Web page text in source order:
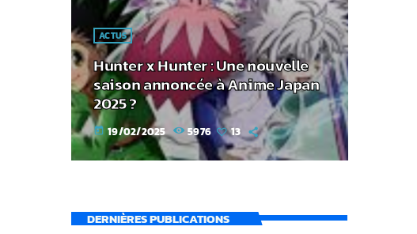
ACTUS
Hunter x Hunter : Une nouvelle
saison annoncée à Anime Japan
2025 ?
today 19/02/2025 5976 13
DERNIÈRES PUBLICATIONS